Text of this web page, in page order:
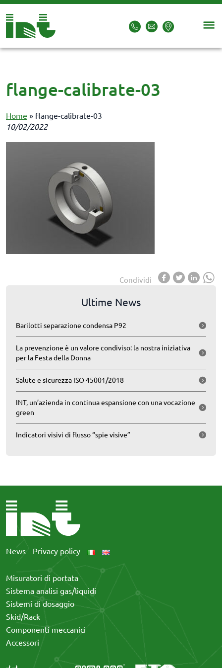
flange-calibrate-03
Home » flange-calibrate-03
10/02/2022
Condividi
Ultime News
Barilotti separazione condensa P92
La prevenzione è un valore condiviso: la nostra iniziativa
per la Festa della Donna
Salute e sicurezza ISO 45001/2018
INT, un’azienda in continua espansione con una vocazione
green
Indicatori visivi di flusso “spie visive”
News Privacy policy
Misuratori di portata
Sistema analisi gas/liquidi
Sistemi di dosaggio
Skid/Rack
Componenti meccanici
Accessori